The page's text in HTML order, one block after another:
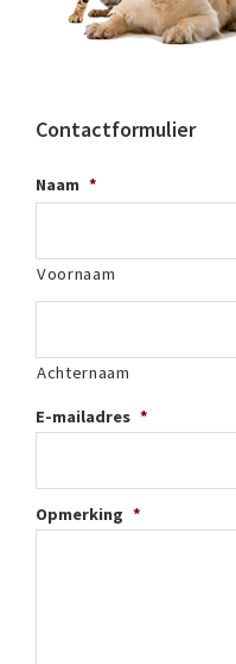
Contactformulier
Naam *
Voornaam
Achternaam
E-mailadres *
Opmerking *